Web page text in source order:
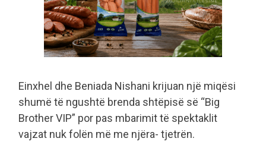
Einxhel dhe Beniada Nishani krijuan një miqësi
shumë të ngushtë brenda shtëpisë së “Big
Brother VIP” por pas mbarimit të spektaklit
vajzat nuk folën më me njëra- tjetrën.